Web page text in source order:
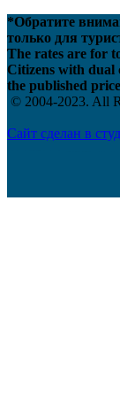
*Обратите
только для
The rates are for
Citizens with dual
the published
© 2004-2023. All
Сайт сделан в